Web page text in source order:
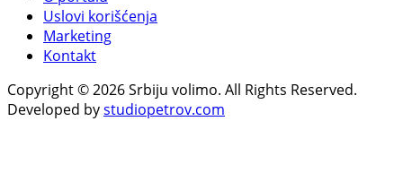
Uslovi korišćenja
Marketing
Kontakt
Copyright © 2026 Srbiju volimo. All Rights Reserved.
Developed bystudiopetrov.com